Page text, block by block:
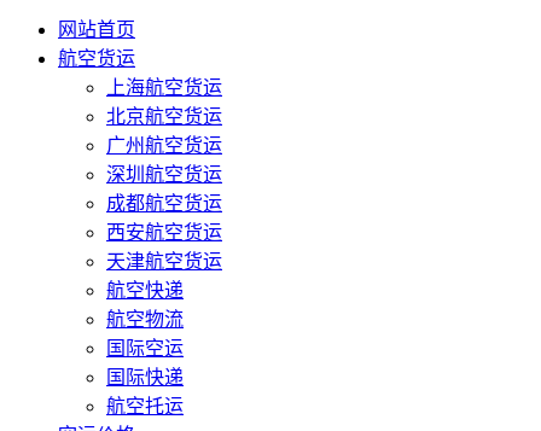
网站首页
航空货运
上海航空货运
北京航空货运
广州航空货运
深圳航空货运
成都航空货运
西安航空货运
天津航空货运
航空快递
航空物流
国际空运
国际快递
航空托运